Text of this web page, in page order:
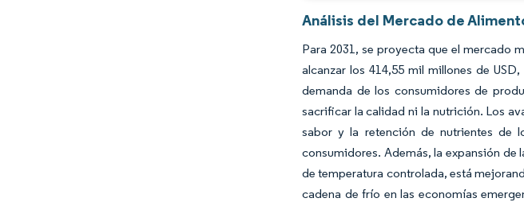
Análisis del Mercado de
Para 2031, se proyecta que el mercado
alcanzar los 414,55 mil millones de
demanda de los consumidores de
sacrificar la calidad ni la nutrición. Los
sabor y la retención de nutrientes de
consumidores. Además, la expansión
de temperatura controlada, está
cadena de frío en las economías